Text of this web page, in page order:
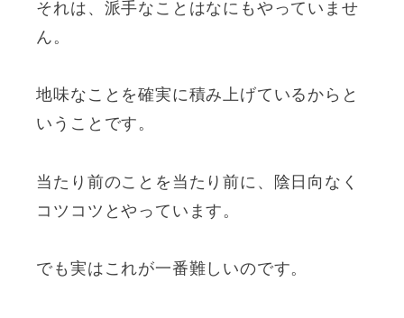
それは、派手なことはなにもやっていませ
ん。
地味なことを確実に積み上げているからと
いうことです。
当たり前のことを当たり前に、陰日向なく
コツコツとやっています。
でも実はこれが一番難しいのです。